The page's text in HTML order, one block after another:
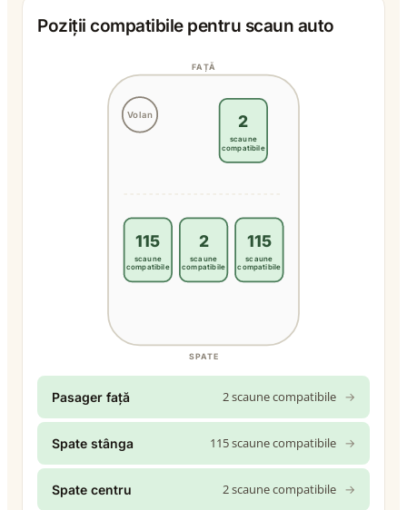
Poziții compatibile pentru scaun auto
Volan
FAȚĂ
SPATE
2
scaune
compatibile
115
scaune
compatibile
2
scaune
compatibile
115
scaune
compatibile
Pasager față 2 scaune compatibile →
Spate stânga 115 scaune compatibile →
Spate centru 2 scaune compatibile →